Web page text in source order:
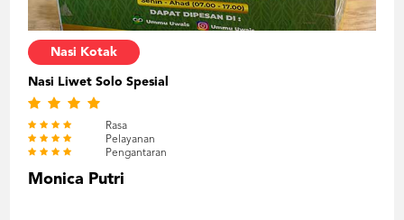
Nasi Kotak
Nasi Liwet Solo Spesial
Rasa
Pelayanan
Pengantaran
Monica Putri